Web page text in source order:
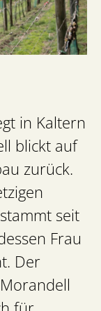
in Kaltern
blickt auf
zurück.
seit
Frau
Der